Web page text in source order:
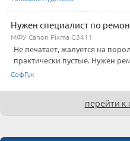
Нужен специалист по
МФУ Canon Pixma G3411
Не печатает, жалуется на
практически пустые. Нужен
СофГук
перейти